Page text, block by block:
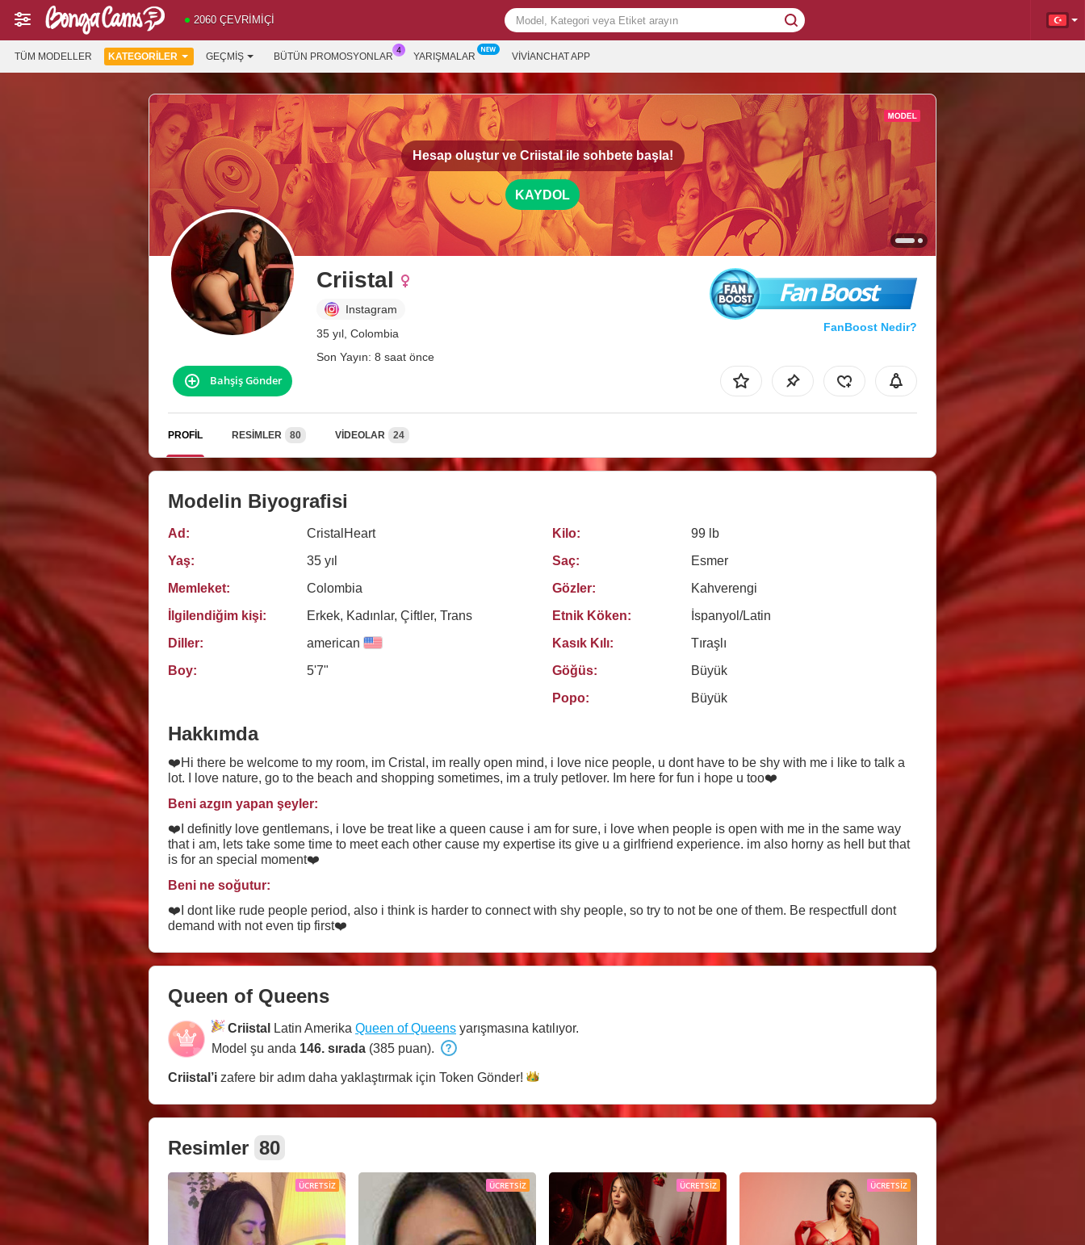
2060 ÇEVRIMIÇI
TÜM MODELLER KATEGORILER GEÇMIŞ BÜTÜN PROMOSYONLAR YARIŞMALAR VIVIANCHAT APP
Hesap oluştur ve Criistalile sohbete başla!
KAYDOL
Criistal
Instagram
35 yıl, Colombia
Son Yayın: 8 saat önce
Fan Boost
FanBoost Nedir?
Bahşiş Gönder
PROFIL RESIMLER 80 VIDEOLAR 24
Modelin Biyografisi
Ad:
CristalHeart
Yaş:
35 yıl
Memleket:
Colombia
İlgilendiğim kişi:
Erkek, Kadınlar, Çiftler, Trans
Diller:
american
Boy: 5'7"
Kilo:
99 lb
Saç:
Esmer
Gözler:
Kahverengi
Etnik Köken:
İspanyol/Latin
Kasık Kılı:
Tıraşlı
Göğüs:
Büyük
Popo:
Büyük
Hakkımda
❤️Hi there be welcome to my room, im Cristal, im really open mind, i love nice people, u dont have to be shy with me i like to talk a
lot. I love nature, go to the beach and shopping sometimes, im a truly petlover. Im here for fun i hope u too❤️
Beni azgın yapan şeyler:
❤️I definitly love gentlemans, i love be treat like a queen cause i am for sure, i love when people is open with me in the same way
that i am, lets take some time to meet each other cause my expertise its give u a girlfriend experience. im also horny as hell but that
is for an special moment❤️
Beni ne soğutur:
❤️I dont like rude people period, also i think is harder to connect with shy people, so try to not be one of them. Be respectfull dont
demand with not even tip first❤️
Queen of Queens
Criistal Latin Amerika Queen of Queens yarışmasına katılıyor.
Model şu anda 146. sırada (385 puan).
Criistal ’i zafere bir adım daha yaklaştırmak için Token Gönder!
Resimler 80
ÜCRETSIZ ÜCRETSIZ ÜCRETSIZ ÜCRETSIZ